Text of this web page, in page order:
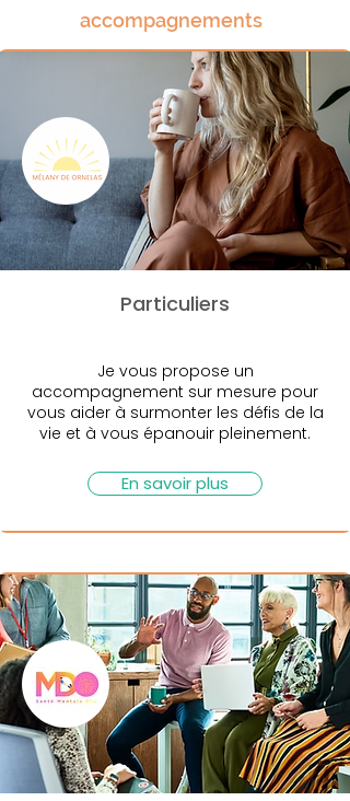
accompagnements
Particuliers
Je vous propose un
accompagnement sur mesure pour
vous aider à surmonter les défis de la
vie et à vous épanouir pleinement.
En savoir plus